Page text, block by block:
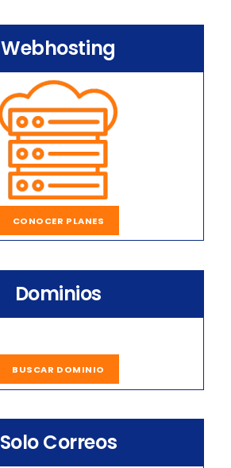
Webhosting
CONOCER PLANES
Dominios
BUSCAR DOMINIO
Solo Correos